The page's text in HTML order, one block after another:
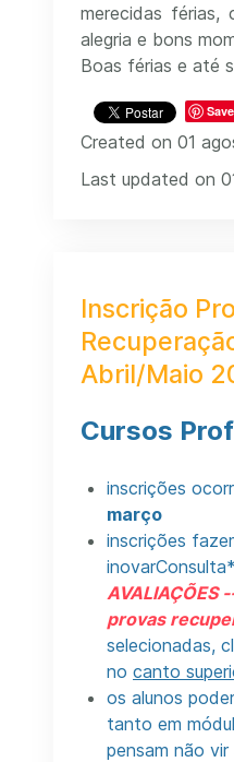
merecidas férias,
alegria e bons
Boas férias e até
Save
Created on 01
Last updated on
Inscrição
Abril/Maio
Cursos
inscrições
março
inscrições
inovarConsulta*
AVALIAÇÕES
provas
selecionadas,
no canto
os alunos
tanto em
pensam não